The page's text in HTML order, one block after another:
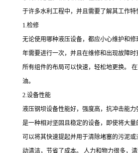
于许多水利工程中，并且需要了解其工作特
1.检修
无论使用哪种液压设备，都应小心维护和
年需要进行一次，并且在维修和出现故障时
所有组件的布局可以快速，轻松地更换。
油。
2.设备性能
液压钢坝设备性能好，强度高，抗冲击能
是一种相对坚固且稳定的设备，即使将大
可以将其快速提起并用于清除堵塞的污泥
动清洁，节省了成本。 人力和物力很多，